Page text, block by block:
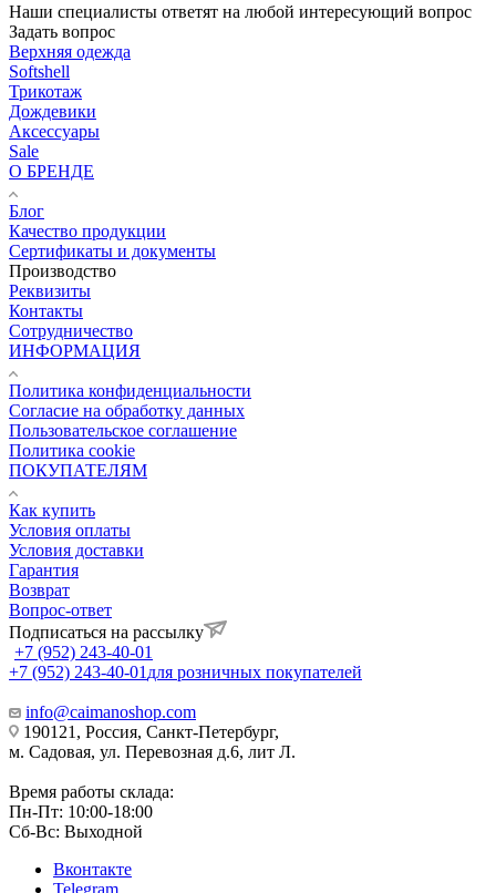
Наши специалисты ответят на любой интересующий вопрос
Задать вопрос
Верхняя одежда
Softshell
Трикотаж
Дождевики
Аксессуары
Sale
О БРЕНДЕ
Блог
Качество продукции
Сертификаты и документы
Производство
Реквизиты
Контакты
Сотрудничество
ИНФОРМАЦИЯ
Политика конфиденциальности
Согласие на обработку данных
Пользовательское соглашение
Политика cookie
ПОКУПАТЕЛЯМ
Как купить
Условия оплаты
Условия доставки
Гарантия
Возврат
Вопрос-ответ
Подписаться на рассылку
+7 (952) 243-40-01
+7 (952) 243-40-01 для розничных покупателей
info@caimanoshop.com
190121, Россия, Санкт-Петербург,
м. Садовая, ул. Перевозная д.6, лит Л.
Время работы склада:
Пн-Пт: 10:00-18:00
Сб-Вс: Выходной
Вконтакте
Telegram